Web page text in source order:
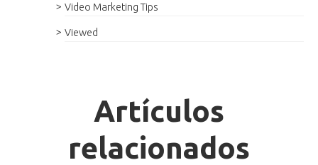
Video Marketing Tips
Viewed
Artículos
relacionados